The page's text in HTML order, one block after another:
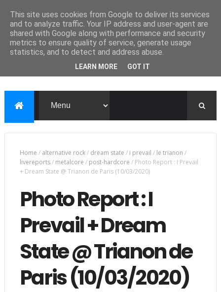
Home / alternative rock/ dream state / i prevail / le trianon /
livereports/ metalcore / post-hardcore / Photo Report : I Prevail
+ Dream State @ Trianon de Paris (10/03/2020)
Photo Report : I
Prevail + Dream
State @ Trianon de
Paris (10/03/2020)
This site uses cookies from Google to deliver its services
and to analyze traffic. Your IP address and user-agent are
shared with Google along with performance and security
metrics to ensure quality of service, generate usage
statistics, and to detect and address abuse.
LEARN MORE GOT IT